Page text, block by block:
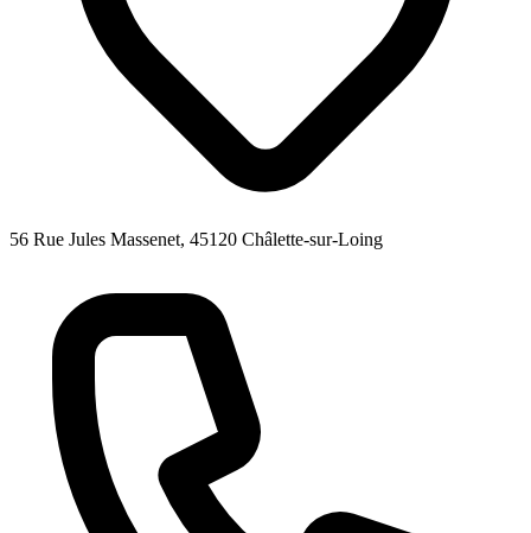
56 Rue Jules Massenet, 45120 Châlette-sur-Loing